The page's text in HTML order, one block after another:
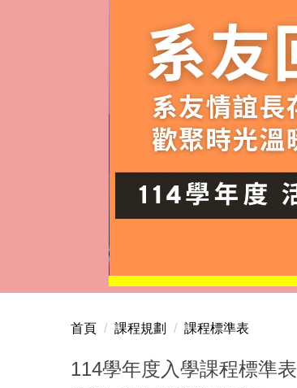
首頁 課程規劃 課程標準表
114學年度入學課程標準表